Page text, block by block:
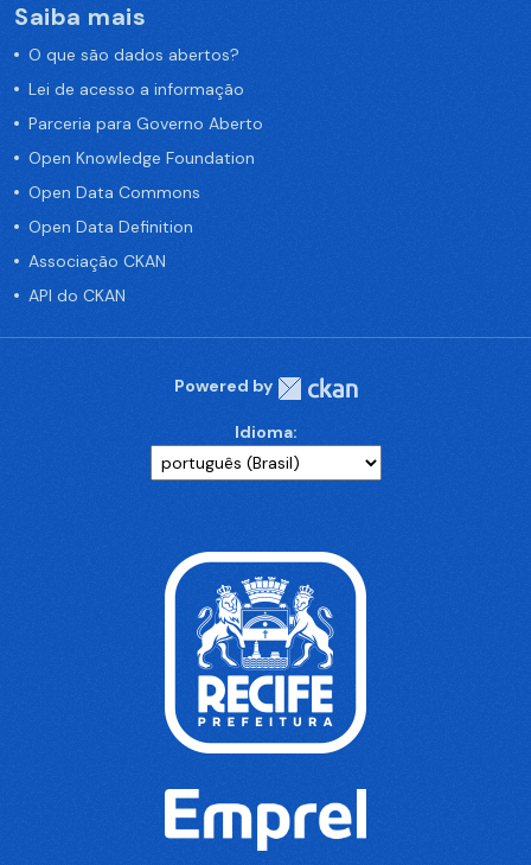
Saiba mais
O que são dados abertos?
Lei de acesso a informação
Parceria para Governo Aberto
Open Knowledge Foundation
Open Data Commons
Open Data Definition
Associação CKAN
API do CKAN
Powered by
Idioma